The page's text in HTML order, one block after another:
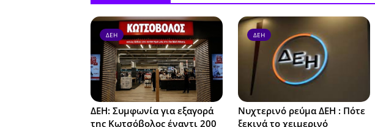
ΔΕΗ
ΔΕΗ: Συμφωνία για εξαγορά
της Κωτσόβολος έναντι 200
ΔΕΗ
Νυχτερινό ρεύμα ΔΕΗ : Πότε
ξεκινά το χειμερινό